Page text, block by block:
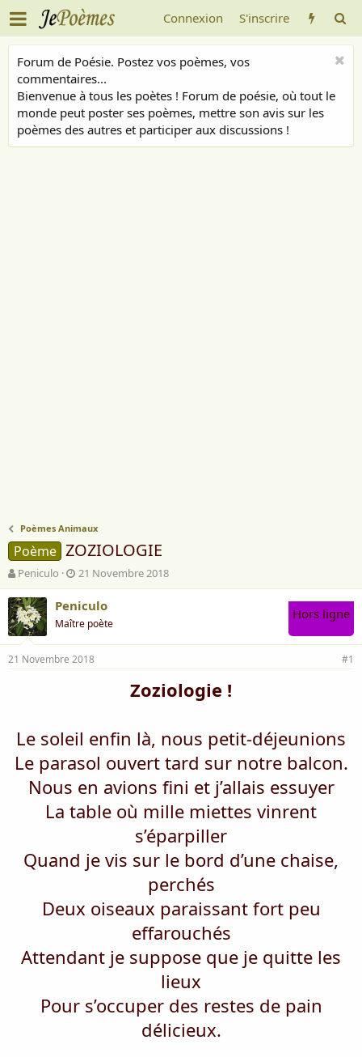
Connexion S'inscrire
Forum de Poésie. Postez vos poèmes, vos
commentaires...
Bienvenue à tous les poètes ! Forum de poésie, où tout le
monde peut poster ses poèmes, mettre son avis sur les
poèmes des autres et participer aux discussions !
Poèmes Animaux
Poème ZOZIOLOGIE
A
u
t
e
u
r
d
e
i
s
c
Peniculo
D
a
t
d
e
d
é
21 Novembre 2018
Peniculo
Maître poète
Hors ligne
21 Novembre 2018 #1
Zoziologie !
Le soleil enfin là, nous petit-déjeunions
Le parasol ouvert tard sur notre balcon.
Nous en avions fini et j’allais essuyer
La table où mille miettes vinrent
s’éparpiller
Quand je vis sur le bord d’une chaise,
perchés
Deux oiseaux paraissant fort peu
effarouchés
Attendant je suppose que je quitte les
lieux
Pour s’occuper des restes de pain
délicieux.